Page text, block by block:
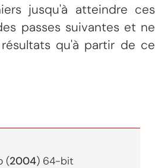
jusqu'à atteindre ces
passes suivantes et ne
qu'à partir de ce
(2004) 64-bit